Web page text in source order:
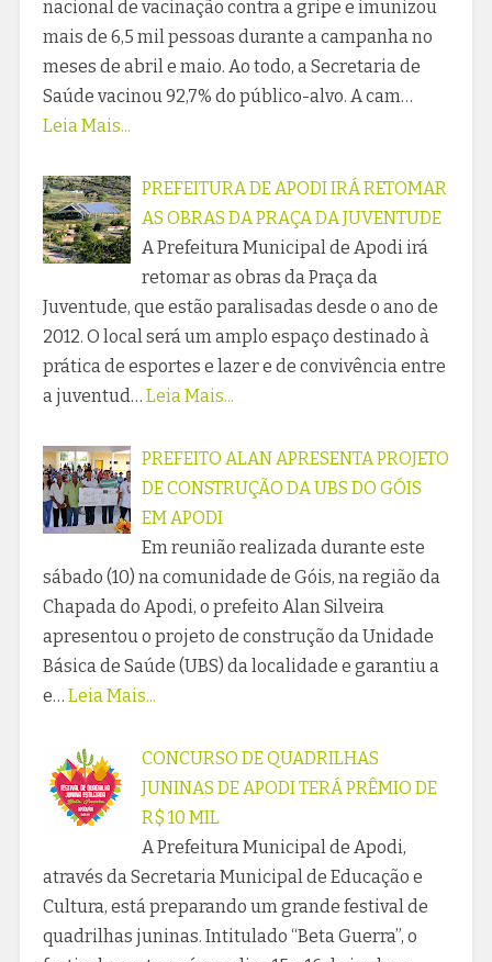
nacional de vacinação contra a gripe e imunizou
mais de 6,5 mil pessoas durante a campanha no
meses de abril e maio. Ao todo, a Secretaria de
Saúde vacinou 92,7% do público-alvo. A cam…
Leia Mais...
PREFEITURA DE APODI IRÁ RETOMAR
AS OBRAS DA PRAÇA DA JUVENTUDE
A Prefeitura Municipal de Apodi irá
retomar as obras da Praça da
Juventude, que estão paralisadas desde o ano de
2012. O local será um amplo espaço destinado à
prática de esportes e lazer e de convivência entre
a juventud… Leia Mais...
PREFEITO ALAN APRESENTA PROJETO
DE CONSTRUÇÃO DA UBS DO GÓIS
EM APODI
Em reunião realizada durante este
sábado (10) na comunidade de Góis, na região da
Chapada do Apodi, o prefeito Alan Silveira
apresentou o projeto de construção da Unidade
Básica de Saúde (UBS) da localidade e garantiu a
e… Leia Mais...
CONCURSO DE QUADRILHAS
JUNINAS DE APODI TERÁ PRÊMIO DE
R$ 10 MIL
A Prefeitura Municipal de Apodi,
através da Secretaria Municipal de Educação e
Cultura, está preparando um grande festival de
quadrilhas juninas. Intitulado “Beta Guerra”, o